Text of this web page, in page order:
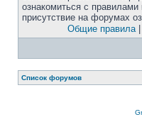
ознакомиться с
присутствие на форумах
Общие правила|
Список форумов